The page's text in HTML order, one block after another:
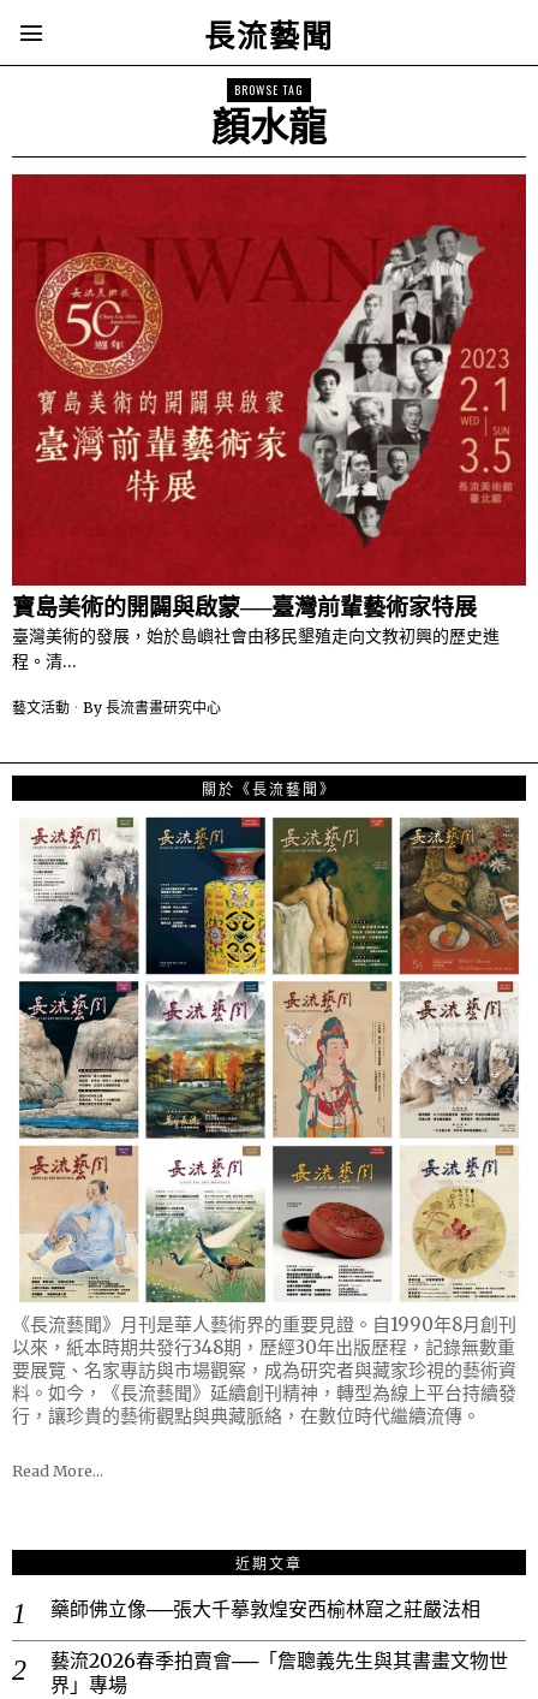
長流藝聞
BROWSE TAG
顏水龍
寶島美術的開闢與啟蒙──臺灣前輩藝術家特展
臺灣美術的發展，始於島嶼社會由移民墾殖走向文教初興的歷史進
程。清…
藝文活動 By 長流書畫研究中心
關於《長流藝聞》
《長流藝聞》月刊是華人藝術界的重要見證。自1990年8月創刊
以來，紙本時期共發行348期，歷經30年出版歷程，記錄無數重
要展覽、名家專訪與市場觀察，成為研究者與藏家珍視的藝術資
料。如今，《長流藝聞》延續創刊精神，轉型為線上平台持續發
行，讓珍貴的藝術觀點與典藏脈絡，在數位時代繼續流傳。
Read More…
近期文章
藥師佛立像──張大千摹敦煌安西榆林窟之莊嚴法相
藝流2026春季拍賣會──「詹聰義先生與其書畫文物世
界」專場